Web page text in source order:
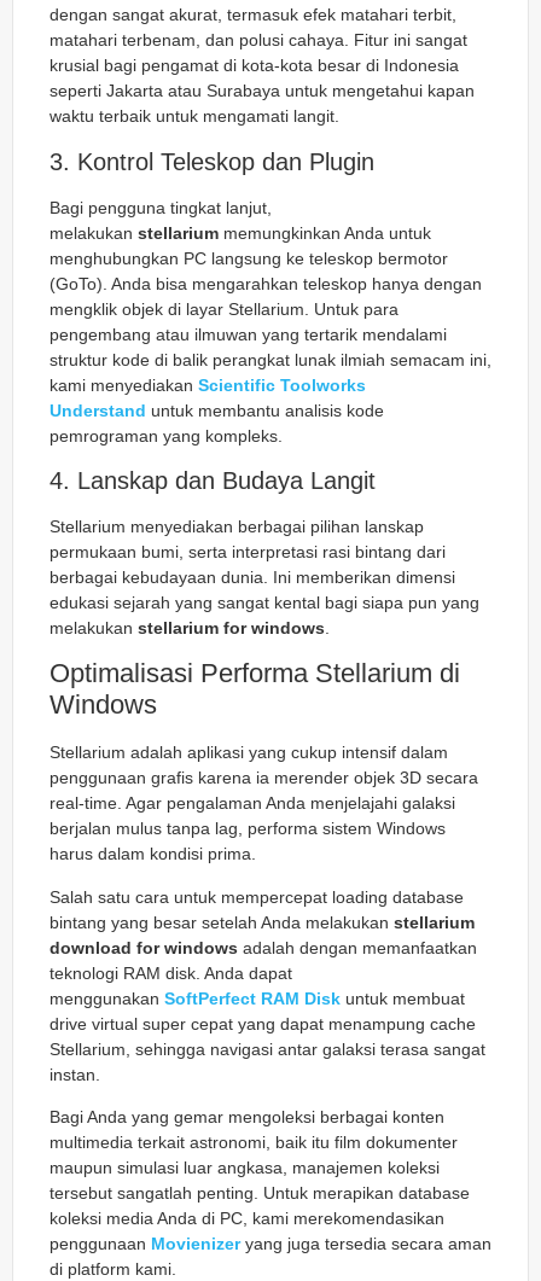
dengan sangat akurat, termasuk efek matahari terbit,
matahari terbenam, dan polusi cahaya. Fitur ini sangat
krusial bagi pengamat di kota-kota besar di Indonesia
seperti Jakarta atau Surabaya untuk mengetahui kapan
waktu terbaik untuk mengamati langit.
3. Kontrol Teleskop dan Plugin
Bagi pengguna tingkat lanjut,
melakukan stellarium memungkinkan Anda untuk
menghubungkan PC langsung ke teleskop bermotor
(GoTo). Anda bisa mengarahkan teleskop hanya dengan
mengklik objek di layar Stellarium. Untuk para
pengembang atau ilmuwan yang tertarik mendalami
struktur kode di balik perangkat lunak ilmiah semacam ini,
kami menyediakan Scientific Toolworks
Understand untuk membantu analisis kode
pemrograman yang kompleks.
4. Lanskap dan Budaya Langit
Stellarium menyediakan berbagai pilihan lanskap
permukaan bumi, serta interpretasi rasi bintang dari
berbagai kebudayaan dunia. Ini memberikan dimensi
edukasi sejarah yang sangat kental bagi siapa pun yang
melakukan stellarium for windows
Optimalisasi Performa Stellarium di
Windows
Stellarium adalah aplikasi yang cukup intensif dalam
penggunaan grafis karena ia merender objek 3D secara
real-time. Agar pengalaman Anda menjelajahi galaksi
berjalan mulus tanpa lag, performa sistem Windows
harus dalam kondisi prima.
Salah satu cara untuk mempercepat loading database
bintang yang besar setelah Anda melakukan stellarium
download for windows adalah dengan memanfaatkan
teknologi RAM disk. Anda dapat
menggunakan SoftPerfect RAM Disk untuk membuat
drive virtual super cepat yang dapat menampung cache
Stellarium, sehingga navigasi antar galaksi terasa sangat
instan.
Bagi Anda yang gemar mengoleksi berbagai konten
multimedia terkait astronomi, baik itu film dokumenter
maupun simulasi luar angkasa, manajemen koleksi
tersebut sangatlah penting. Untuk merapikan database
koleksi media Anda di PC, kami merekomendasikan
penggunaan Movienizeryang juga tersedia secara aman
di platform kami.